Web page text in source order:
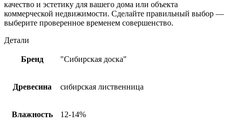
качество и эстетику для вашего дома или объекта
коммерческой недвижимости. Сделайте правильный выбор —
выберите проверенное временем совершенство.
Детали
Бренд "Сибирская доска"
Древесина сибирская лиственница
Влажность 12-14%